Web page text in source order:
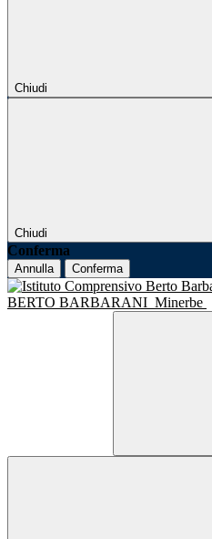
Chiudi
Chiudi
Conferma
Annulla Conferma
BERTO BARBARANI Minerbe